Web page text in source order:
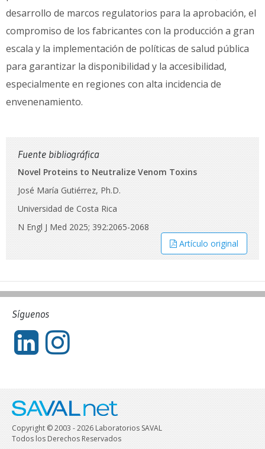
desarrollo de marcos regulatorios para la aprobación, el
compromiso de los fabricantes con la producción a gran
escala y la implementación de políticas de salud pública
para garantizar la disponibilidad y la accesibilidad,
especialmente en regiones con alta incidencia de
envenenamiento.
Fuente bibliográfica
Novel Proteins to Neutralize Venom Toxins
José María Gutiérrez, Ph.D.
Universidad de Costa Rica
N Engl J Med 2025; 392:2065-2068
Artículo original
Síguenos
Copyright © 2003 - 2026 Laboratorios SAVAL
Todos los Derechos Reservados